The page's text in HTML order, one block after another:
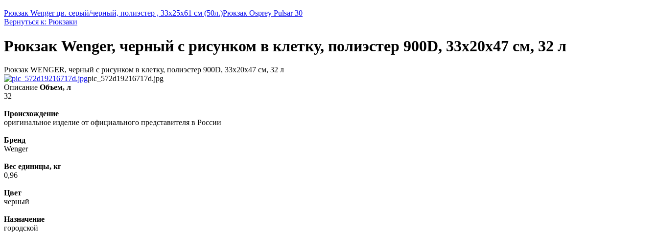
Рюкзак Wenger цв. серый/черный, полиэстер , 33х25х61 см (50л.)Рюкзак Osprey Pulsar 30
Вернуться к: Рюкзаки
Рюкзак Wenger, черный с рисунком в клетку, полиэстер 900D, 33x20x47 см, 32 л
Рюкзак WENGER, черный с рисунком в клетку, полиэстер 900D, 33x20x47 см, 32 л
pic_572d19216717d.jpg
Описание Объем, л
32
Происхождение
оригинальное изделие от официального представителя в России
Бренд
Wenger
Вес единицы, кг
0,96
Цвет
черный
Назначение
городской